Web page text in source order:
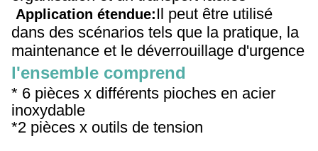
Application étendue:Il peut être utilisé
dans des scénarios tels que la pratique, la
maintenance et le déverrouillage d'urgence
l'ensemble comprend
* 6 pièces x différents pioches en acier
inoxydable
*2 pièces x outils de tension